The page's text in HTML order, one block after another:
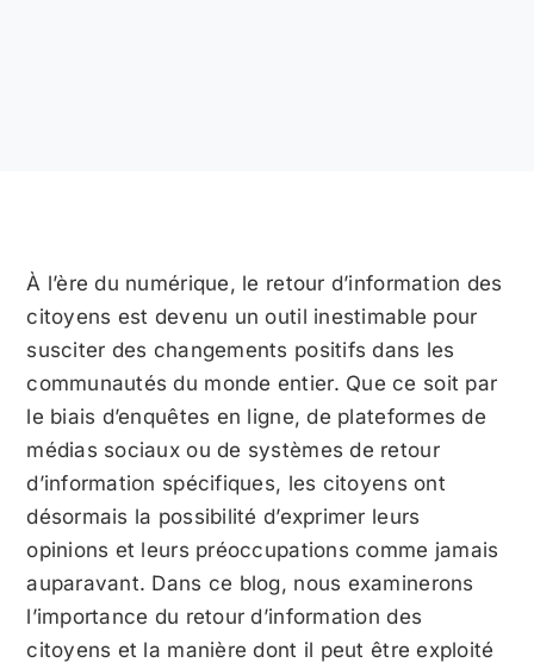
À l’ère du numérique, le retour d’information des
citoyens est devenu un outil inestimable pour
susciter des changements positifs dans les
communautés du monde entier. Que ce soit par
le biais d’enquêtes en ligne, de plateformes de
médias sociaux ou de systèmes de retour
d’information spécifiques, les citoyens ont
désormais la possibilité d’exprimer leurs
opinions et leurs préoccupations comme jamais
auparavant. Dans ce blog, nous examinerons
l’importance du retour d’information des
citoyens et la manière dont il peut être exploité